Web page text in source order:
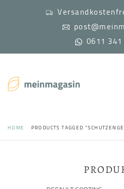
0611
HOME PRODUCTS TAGGED